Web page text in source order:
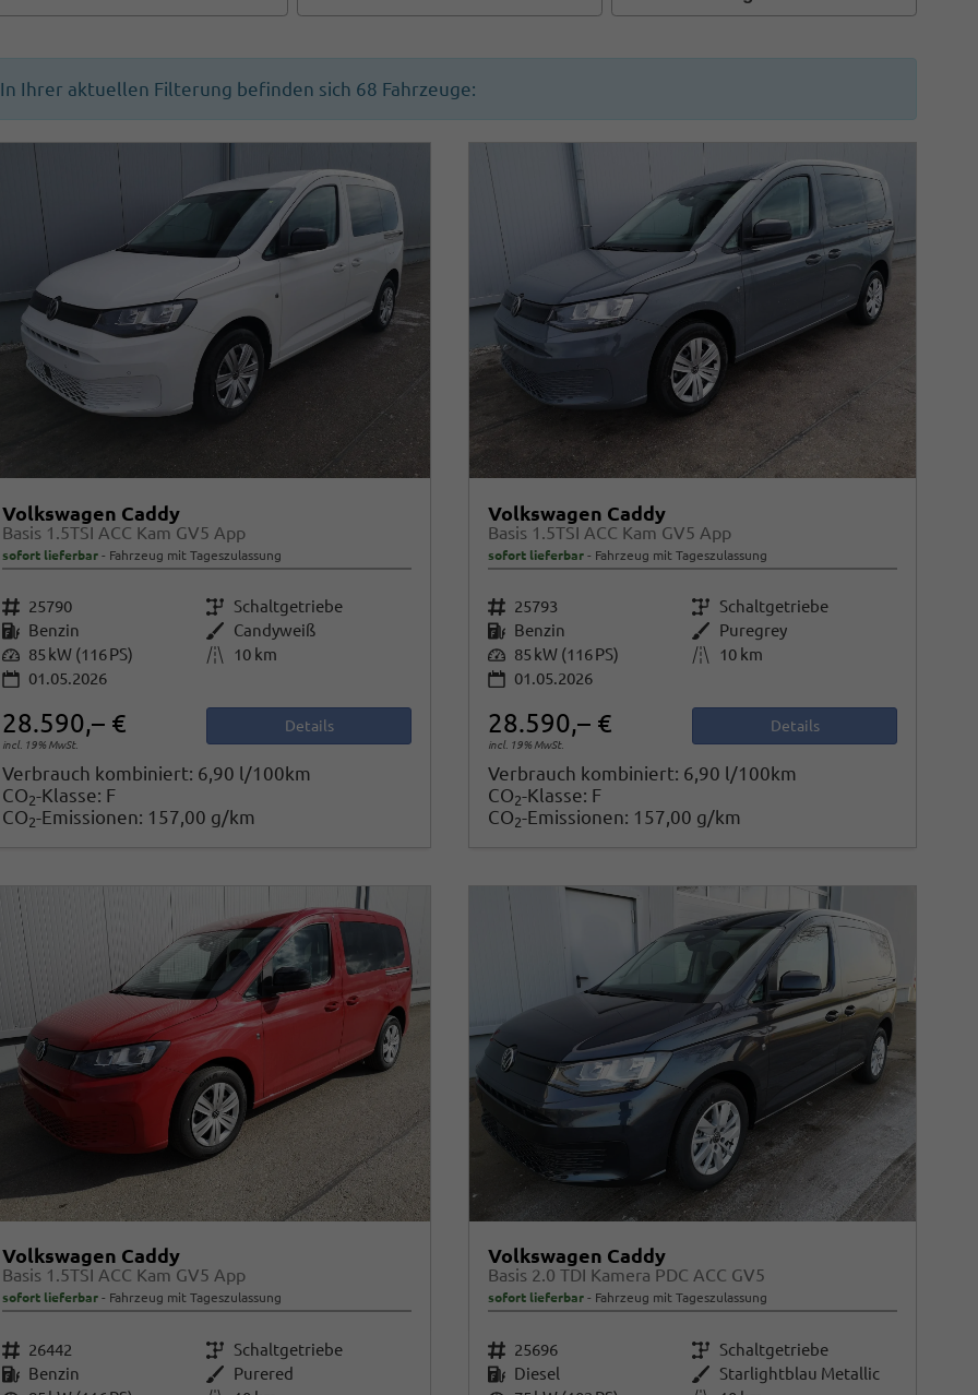
In Ihrer aktuellen Filterung befinden sich 68 Fahrzeuge:
Volkswagen Caddy
Basis 1.5TSI ACC Kam GV5 App
sofort lieferbar Fahrzeug mit Tageszulassung
Fahrzeugnr. 25790 Getriebe Schaltgetriebe
Kraftstoff Benzin Außenfarbe Candyweiß
Leistung 85 kW (116 PS) Kilometerstand
10 km
01.05.2026
28.590,– €
incl. 19% MwSt.
Details
Verbrauch kombiniert: 6,90 l/100km
CO2-Klasse: F
CO2-Emissionen: 157,00 g/km
Volkswagen Caddy
Basis 1.5TSI ACC Kam GV5 App
sofort lieferbar Fahrzeug mit Tageszulassung
Fahrzeugnr. 25793 Getriebe Schaltgetriebe
Kraftstoff Benzin Außenfarbe Puregrey
Leistung 85 kW (116 PS) Kilometerstand 10 km
01.05.2026
28.590,– €
incl. 19% MwSt.
Details
Verbrauch kombiniert: 6,90 l/100km
CO2-Klasse: F
CO2-Emissionen: 157,00 g/km
Volkswagen Caddy
Basis 1.5TSI ACC Kam GV5 App
sofort lieferbar Fahrzeug mit Tageszulassung
Fahrzeugnr. 26442 Getriebe Schaltgetriebe
Kraftstoff Benzin Außenfarbe Purered
Volkswagen Caddy
Basis 2.0 TDI Kamera PDC ACC GV5
sofort lieferbar Fahrzeug mit Tageszulassung
Fahrzeugnr. 25696 Getriebe Schaltgetriebe
Kraftstoff Diesel Außenfarbe Starlightblau Metallic